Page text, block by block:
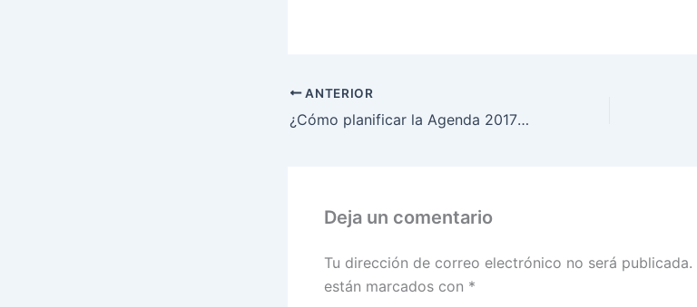
ANTERIOR
¿Cómo planificar la Agenda 2017? Empresa Familiar
Deja un comentario
Tu dirección de correo electrónico no será publicada.
están marcados con *